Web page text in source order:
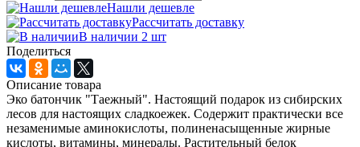
Нашли дешевле
Рассчитать доставку
В наличии 2 шт
Поделиться
Описание товара
Эко батончик "Таежный". Настоящий подарок из сибирских
лесов для настоящих сладкоежек. Содержит практически все
незаменимые аминокислоты, полиненасыщенные жирные
кислоты, витамины, минералы. Растительный белок